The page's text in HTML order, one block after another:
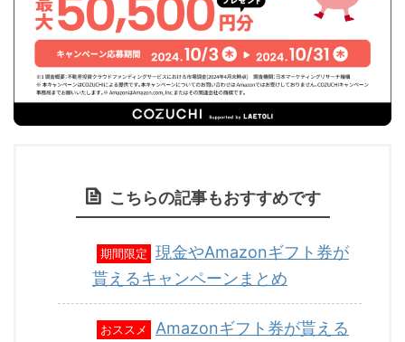
こちらの記事もおすすめです
期間限定
現金やAmazonギフト券が
貰えるキャンペーンまとめ
おススメ Amazonギフト券が貰える